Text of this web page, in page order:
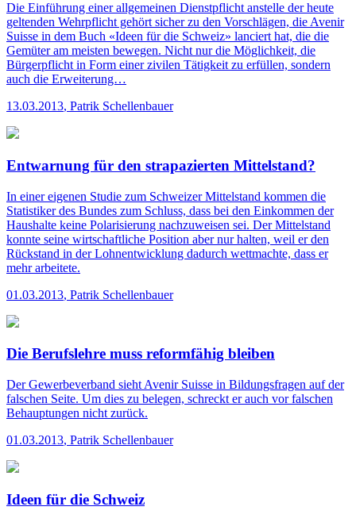
Die Einführung einer allgemeinen Dienstpflicht anstelle der heute
geltenden Wehrpflicht gehört sicher zu den Vorschlägen, die Avenir
Suisse in dem Buch «Ideen für die Schweiz» lanciert hat, die die
Gemüter am meisten bewegen. Nicht nur die Möglichkeit, die
Bürgerpflicht in Form einer zivilen Tätigkeit zu erfüllen, sondern
auch die Erweiterung…
13.03.2013, Patrik Schellenbauer
Entwarnung für den strapazierten Mittelstand?
In einer eigenen Studie zum Schweizer Mittelstand kommen die
Statistiker des Bundes zum Schluss, dass bei den Einkommen der
Haushalte keine Polarisierung nachzuweisen sei. Der Mittelstand
konnte seine wirtschaftliche Position aber nur halten, weil er den
Rückstand in der Lohnentwicklung dadurch wettmachte, dass er
mehr arbeitete.
01.03.2013, Patrik Schellenbauer
Die Berufslehre muss reformfähig bleiben
Der Gewerbeverband sieht Avenir Suisse in Bildungsfragen auf der
falschen Seite. Um dies zu belegen, schreckt er auch vor falschen
Behauptungen nicht zurück.
01.03.2013, Patrik Schellenbauer
Ideen für die Schweiz